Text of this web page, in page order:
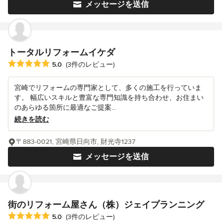
メッセージを送信
トータルリフォームイケダ
平均評価：5つ星中 星5
5.0 (3件のレビュー)
宮崎でリフォームの専門家として、多くの施工を行っていま
す。 幅広いスキルと豊富な専門知識を持ち合わせ、お住まい
のあらゆる箇所に最適なご提案...
続きを読む
メッセージを送信
〒883-0021, 宮崎県日向市, 財光寺1237
街のリフォーム屋さん（株）ジェイプランニング
平均評価：5つ星中 星5
5.0 (3件のレビュー)